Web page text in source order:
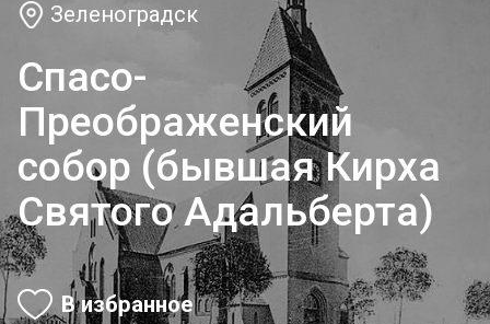
Зеленоградск
Спасо-
Преображенский
собор (бывшая Кирха
Святого Адальберта)
В избранное